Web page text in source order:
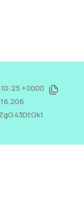
+0000